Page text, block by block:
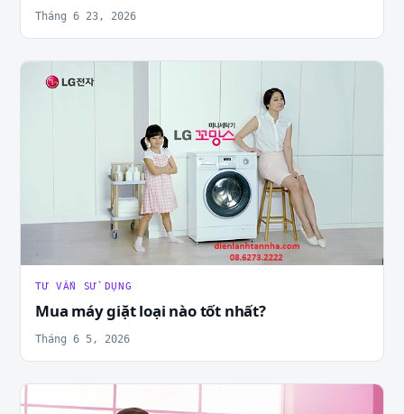
Tháng 6 23, 2026
TƯ VẤN SỬ DỤNG
Mua máy giặt loại nào tốt nhất?
Tháng 6 5, 2026